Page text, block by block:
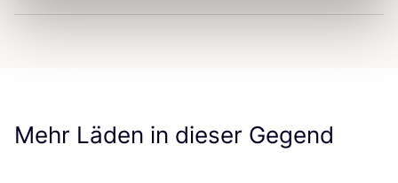
Mehr Läden in dieser Gegend